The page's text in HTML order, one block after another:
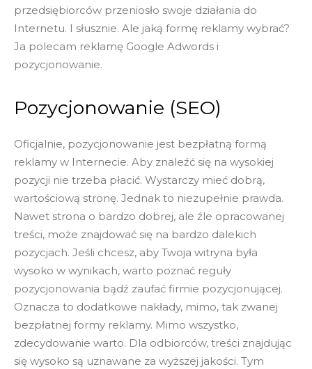
przedsiębiorców przeniosło swoje działania do
Internetu. I słusznie. Ale jaką formę reklamy wybrać?
Ja polecam reklamę Google Adwords i
pozycjonowanie.
Pozycjonowanie (SEO)
Oficjalnie, pozycjonowanie jest bezpłatną formą
reklamy w Internecie. Aby znaleźć się na wysokiej
pozycji nie trzeba płacić. Wystarczy mieć dobrą,
wartościową stronę. Jednak to niezupełnie prawda.
Nawet strona o bardzo dobrej, ale źle opracowanej
treści, może znajdować się na bardzo dalekich
pozycjach. Jeśli chcesz, aby Twoja witryna była
wysoko w wynikach, warto poznać reguły
pozycjonowania bądź zaufać firmie pozycjonującej.
Oznacza to dodatkowe nakłady, mimo, tak zwanej
bezpłatnej formy reklamy. Mimo wszystko,
zdecydowanie warto. Dla odbiorców, treści znajdując
się wysoko są uznawane za wyższej jakości. Tym